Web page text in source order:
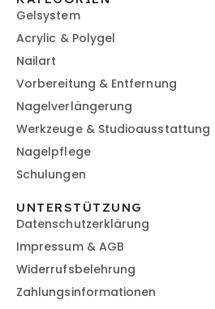
Gelsystem
Acrylic & Polygel
Nailart
Vorbereitung & Entfernung
Nagelverlängerung
Werkzeuge & Studioausstattung
Nagelpflege
Schulungen
UNTERSTÜTZUNG
Datenschutzerklärung
Impressum & AGB
Widerrufsbelehrung
Zahlungsinformationen